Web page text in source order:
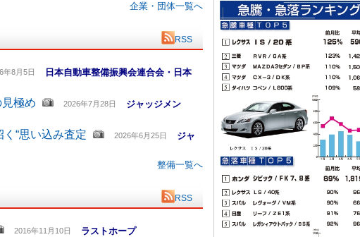
企業・団体一覧へ
RSS
年8月5日 日本自動車整備振興会連合会・日本
極め
2026年7月28日 ジャッジメン
“思い込み査定
2026年6月25日 ジャ
整備一覧へ
RSS
2016年11月10日 ラストホープ